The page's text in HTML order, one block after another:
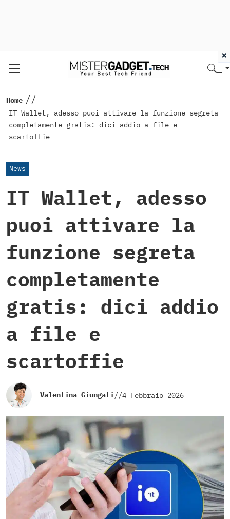
Home //
IT Wallet, adesso puoi attivare la funzione segreta
completamente gratis: dici addio a file e
scartoffie
News
IT Wallet, adesso
puoi attivare la
funzione segreta
completamente
gratis: dici addio
a file e
scartoffie
Valentina Giungati//4 Febbraio 2026
×